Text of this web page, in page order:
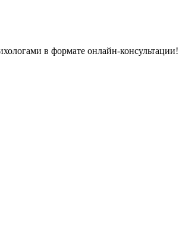
в формате онлайн-